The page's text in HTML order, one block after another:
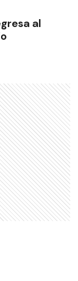
al